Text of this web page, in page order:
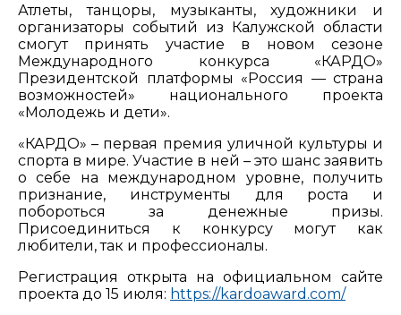
Атлеты, танцоры, музыканты, художники и
организаторы событий из Калужской области
смогут принять участие в новом сезоне
Международного конкурса «КАРДО»
Президентской платформы «Россия — страна
возможностей» национального проекта
«Молодежь и дети».
«КАРДО» – первая премия уличной культуры и
спорта в мире. Участие в ней – это шанс заявить
о себе на международном уровне, получить
признание, инструменты для роста и
побороться за денежные призы.
Присоединиться к конкурсу могут как
любители, так и профессионалы.
Регистрация открыта на официальном сайте
проекта до 15 июля: https://kardoaward.com/